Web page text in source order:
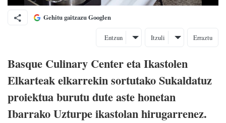
Gehitu gaitzazu Googlen
Entzun Itzuli Erraztu
Basque Culinary Center eta Ikastolen
Elkarteak elkarrekin sortutako Sukaldatuz
proiektua burutu dute aste honetan
Ibarrako Uzturpe ikastolan hirugarrenez.